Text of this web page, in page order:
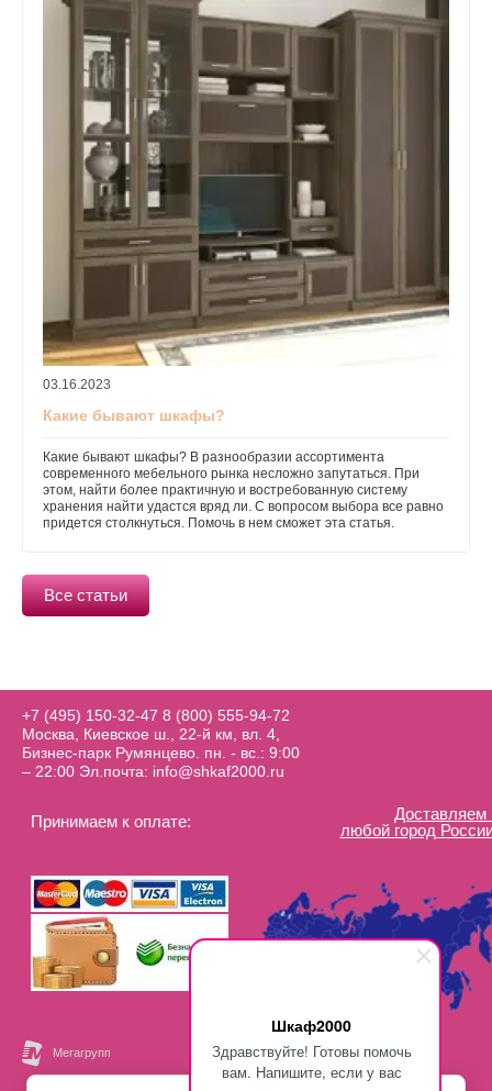
Шкаф2000
Здравствуйте! Готовы помочь
вам. Напишите, если у вас
03.16.2023
Какие бывают шкафы?
Какие бывают шкафы? В разнообразии ассортимента
современного мебельного рынка несложно запутаться. При
этом, найти более практичную и востребованную систему
хранения найти удастся вряд ли. С вопросом выбора все равно
придется столкнуться. Помочь в нем сможет эта статья.
Все статьи
+7 (495) 150-32-47 8 (800) 555-94-72
Москва, Киевское ш., 22-й км, вл. 4,
Бизнес-парк Румянцево. пн. - вс.: 9:00
– 22:00 Эл.почта: info@shkaf2000.ru
Принимаем к оплате:
Доставляем
любой город